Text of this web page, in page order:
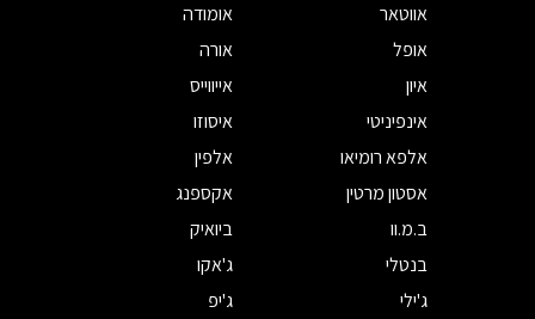
אווטאר
אומודה
אופל
אורה
איון
אייווייס
אינפיניטי
איסוזו
אלפא רומיאו
אלפין
אסטון מרטין
אקספנג
ב.מ.וו
ביואיק
בנטלי
ג'אקו
ג'ילי
ג'יפ